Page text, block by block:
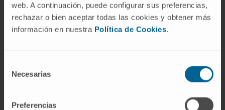
web. A continuación, puede configurar sus preferencias,
rechazar o bien aceptar todas las cookies y obtener más
información en nuestra Política de Cookies.
Necesarias
Preferencias
Dr. Javier Díez, director delPrograma de
Enfermedades Cardiovascularesdel Cima,
especialista de los departamentos de Nefrología
y Cardiología de la Clínica Universidad de Navarra
Financiado por el Departamento de Desarrollo